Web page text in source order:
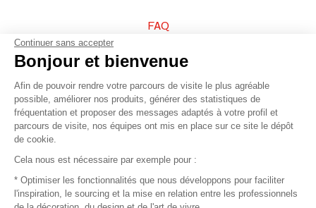
FAQ
Vendez vos produits
Plan du site
© 2016 –Organisation SAFI
Recrutement
Continuer sans accepter
Bonjour et bienvenue
Afin de pouvoir rendre votre parcours de visite le plus agréable
possible, améliorer nos produits, générer des statistiques de
fréquentation et proposer des messages adaptés à votre profil et
parcours de visite, nos équipes ont mis en place sur ce site le dépôt
de cookie.
Cela nous est nécessaire par exemple pour :
* Optimiser les fonctionnalités que nous développons pour faciliter
l'inspiration, le sourcing et la mise en relation entre les professionnels